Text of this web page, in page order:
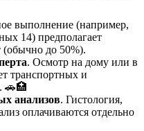
выполнение (например,
14) предполагает
до 50%).
. Осмотр на дому или в
транспортных и
🚗🏥
анализов. Гистология,
оплачиваются отдельно